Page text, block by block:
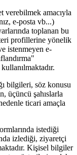
verebilmek amacıyla
e-posta vb...)
toplanan bu
profillerine yönelik
istenmeyen e-
bilgileri, söz konusu
üçüncü şahıslarla
ticari amaçla
istediği
izlediği, ziyaretçi
Kişisel bilgiler